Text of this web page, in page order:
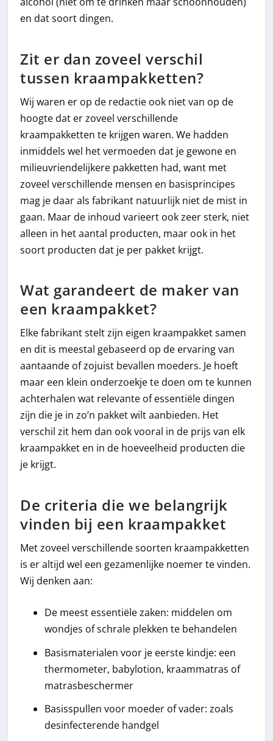
en dat soort dingen.
Zit er dan zoveel verschil
tussen kraampakketten?
Wij waren er op de redactie ook niet van op de
hoogte dat er zoveel verschillende
kraampakketten te krijgen waren. We hadden
inmiddels wel het vermoeden dat je gewone en
milieuvriendelijkere pakketten had, want met
zoveel verschillende mensen en basisprincipes
mag je daar als fabrikant natuurlijk niet de mist in
gaan. Maar de inhoud varieert ook zeer sterk, niet
alleen in het aantal producten, maar ook in het
soort producten dat je per pakket krijgt.
Wat garandeert de maker van
een kraampakket?
Elke fabrikant stelt zijn eigen kraampakket samen
en dit is meestal gebaseerd op de ervaring van
aantaande of zojuist bevallen moeders. Je hoeft
maar een klein onderzoekje te doen om te kunnen
achterhalen wat relevante of essentiële dingen
zijn die je in zo’n pakket wilt aanbieden. Het
verschil zit hem dan ook vooral in de prijs van elk
kraampakket en in de hoeveelheid producten die
je krijgt.
De criteria die we belangrijk
vinden bij een kraampakket
Met zoveel verschillende soorten kraampakketten
is er altijd wel een gezamenlijke noemer te vinden.
Wij denken aan:
De meest essentiële zaken: middelen om
wondjes of schrale plekken te behandelen
Basismaterialen voor je eerste kindje: een
thermometer, babylotion, kraammatras of
matrasbeschermer
Basisspullen voor moeder of vader: zoals
desinfecterende handgel